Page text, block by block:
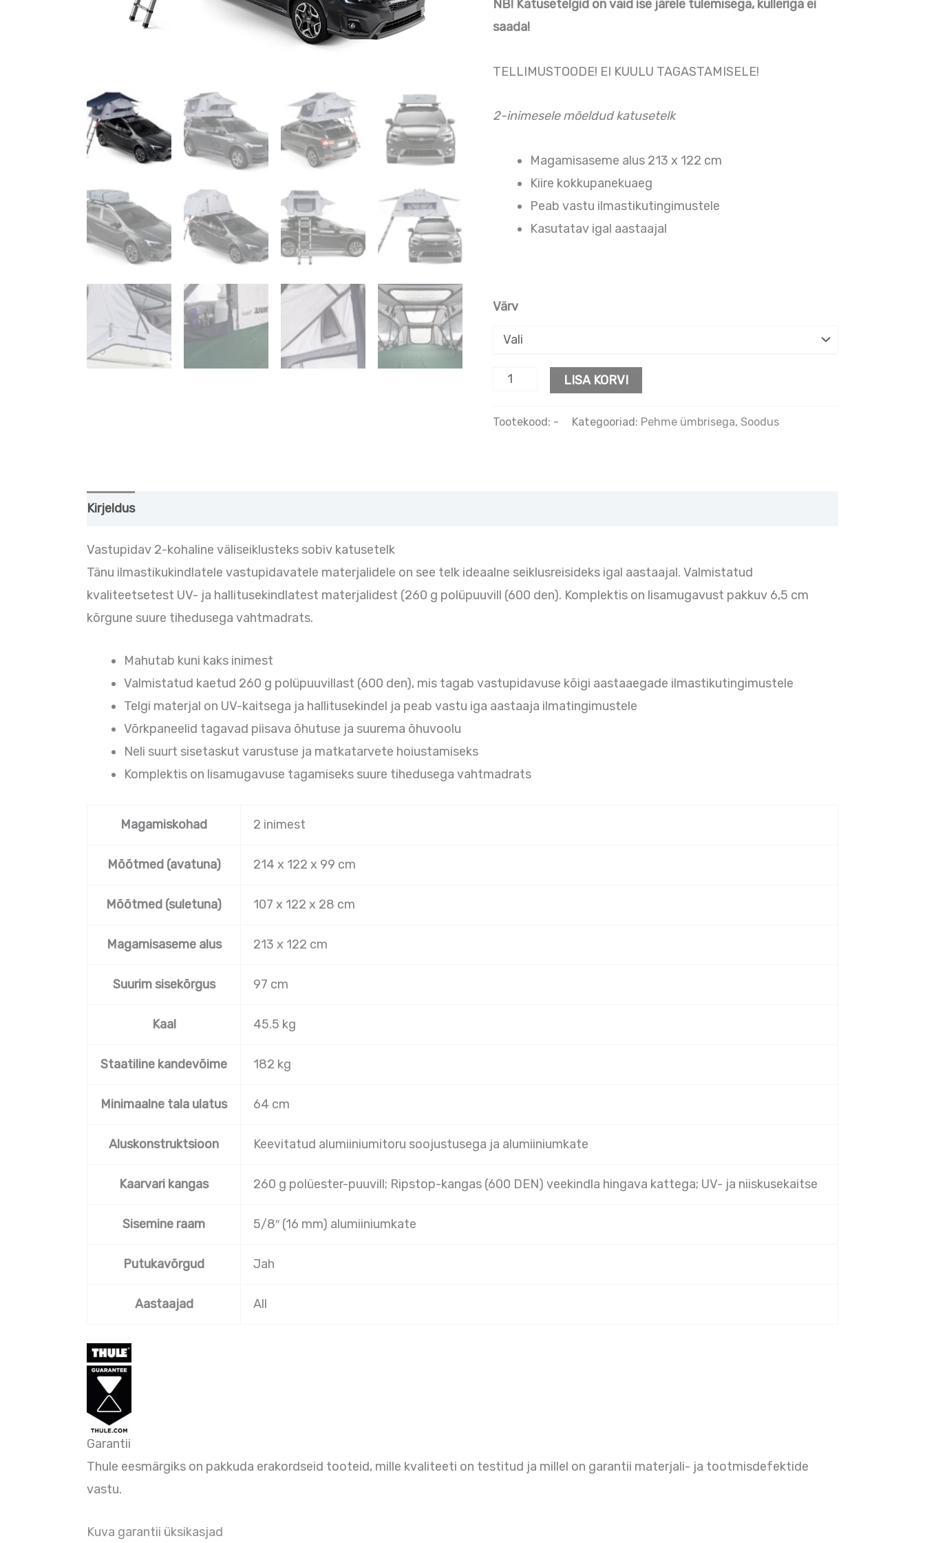
NB! Katusetelgid on vaid ise järele tulemisega, kulleriga ei
saada!
TELLIMUSTOODE! EI KUULU TAGASTAMISELE!
2-inimesele mõeldud katusetelk
Magamisaseme alus 213 x 122 cm
Kiire kokkupanekuaeg
Peab vastu ilmastikutingimustele
Kasutatav igal aastaajal
Värv
LISA KORVI
Tootekood: - Kategooriad: Pehme ümbrisega, Soodus
Kirjeldus
Vastupidav 2-kohaline väliseiklusteks sobiv katusetelk
Tänu ilmastikukindlatele vastupidavatele materjalidele on see telk ideaalne seiklusreisideks igal aastaajal. Valmistatud
kvaliteetsetest UV- ja hallitusekindlatest materjalidest (260 g polüpuuvill (600 den). Komplektis on lisamugavust pakkuv 6,5 cm
kõrgune suure tihedusega vahtmadrats.
Mahutab kuni kaks inimest
Valmistatud kaetud 260 g polüpuuvillast (600 den), mis tagab vastupidavuse kõigi aastaaegade ilmastikutingimustele
Telgi materjal on UV-kaitsega ja hallitusekindel ja peab vastu iga aastaaja ilmatingimustele
Võrkpaneelid tagavad piisava õhutuse ja suurema õhuvoolu
Neli suurt sisetaskut varustuse ja matkatarvete hoiustamiseks
Komplektis on lisamugavuse tagamiseks suure tihedusega vahtmadrats
Magamiskohad 2 inimest
Mõõtmed (avatuna) 214 x 122 x 99 cm
Mõõtmed (suletuna) 107 x 122 x 28 cm
Magamisaseme alus 213 x 122 cm
Suurim sisekõrgus 97 cm
Kaal 45.5 kg
Staatiline kandevõime 182 kg
Minimaalne tala ulatus 64 cm
Aluskonstruktsioon Keevitatud alumiiniumitoru soojustusega ja alumiiniumkate
Kaarvari kangas 260 g polüester-puuvill; Ripstop-kangas (600 DEN) veekindla hingava kattega; UV- ja niiskusekaitse
Sisemine raam 5/8″ (16 mm) alumiiniumkate
Putukavõrgud Jah
Aastaajad All
Garantii
Thule eesmärgiks on pakkuda erakordseid tooteid, mille kvaliteeti on testitud ja millel on garantii materjali- ja tootmisdefektide
vastu.
Kuva garantii üksikasjad